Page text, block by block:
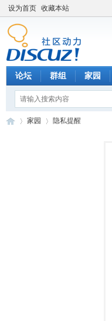
设为首页 收藏本站
论坛 群组 家园
家园 隐私提醒